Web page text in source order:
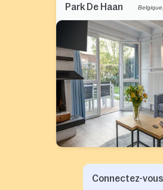
Park De Haan Belgique
Connectez-